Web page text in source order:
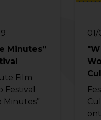
Minutes”
Film
Festival
Minutes”